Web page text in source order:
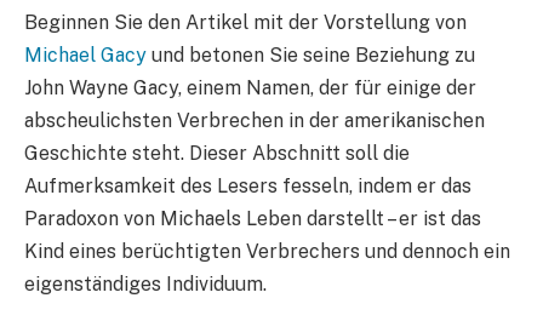
Beginnen Sie den Artikel mit der Vorstellung von
Michael Gacy und betonen Sie seine Beziehung zu
John Wayne Gacy, einem Namen, der für einige der
abscheulichsten Verbrechen in der amerikanischen
Geschichte steht. Dieser Abschnitt soll die
Aufmerksamkeit des Lesers fesseln, indem er das
Paradoxon von Michaels Leben darstellt – er ist das
Kind eines berüchtigten Verbrechers und dennoch ein
eigenständiges Individuum.